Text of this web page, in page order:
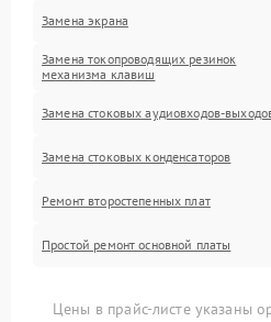
Замена экрана
Замена токопроводящих резинок
механизма клавиш
Замена стоковых аудиовходов-
Замена стоковых конденсаторов
Ремонт второстепенных плат
Простой ремонт основной платы
Цены в прайс-листе указаны